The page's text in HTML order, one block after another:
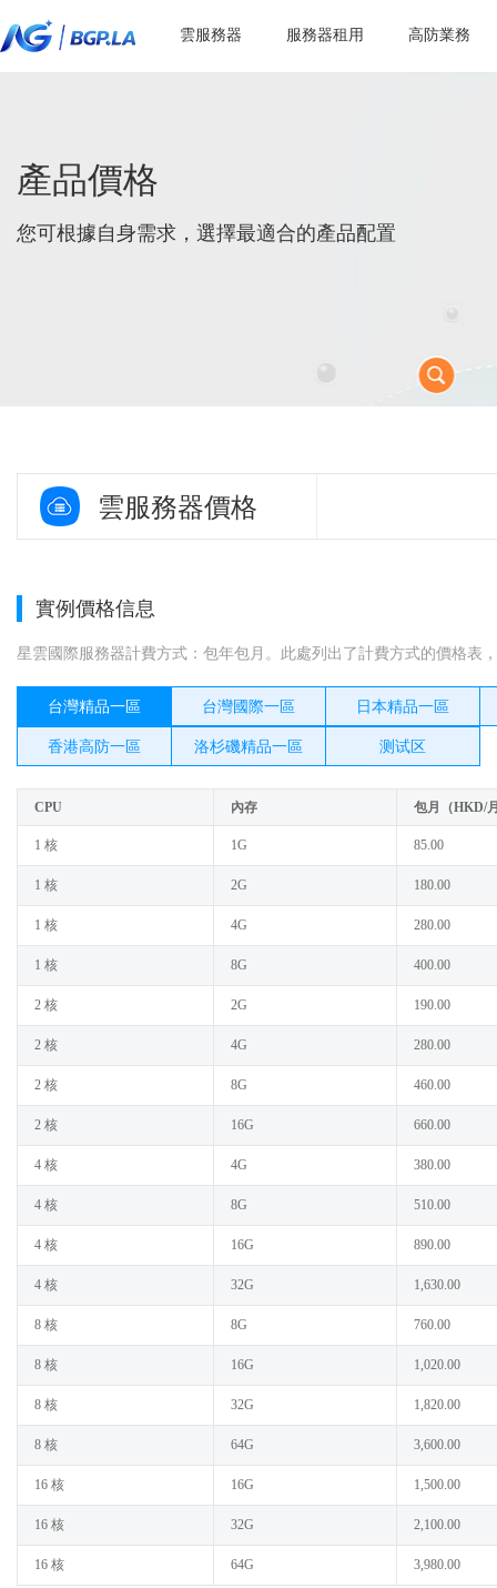
雲服務器 服務器租用 高防業務
產品價格
您可根據自身需求，選擇最適合的產品配置
雲服務器價格
實例價格信息
星雲國際服務器計費方式：包年包月。此處列出了計費方式的價格表
台灣精品一區 台灣國際一區 日本精品一區
香港高防一區 洛杉磯精品一區 测试区
CPU 內存 包月（HKD/
1 核 1G 85.00
1 核 2G 180.00
1 核 4G 280.00
1 核 8G 400.00
2 核 2G 190.00
2 核 4G 280.00
2 核 8G 460.00
2 核 16G 660.00
4 核 4G 380.00
4 核 8G 510.00
4 核 16G 890.00
4 核 32G 1,630.00
8 核 8G 760.00
8 核 16G 1,020.00
8 核 32G 1,820.00
8 核 64G 3,600.00
16 核 16G 1,500.00
16 核 32G 2,100.00
16 核 64G 3,980.00